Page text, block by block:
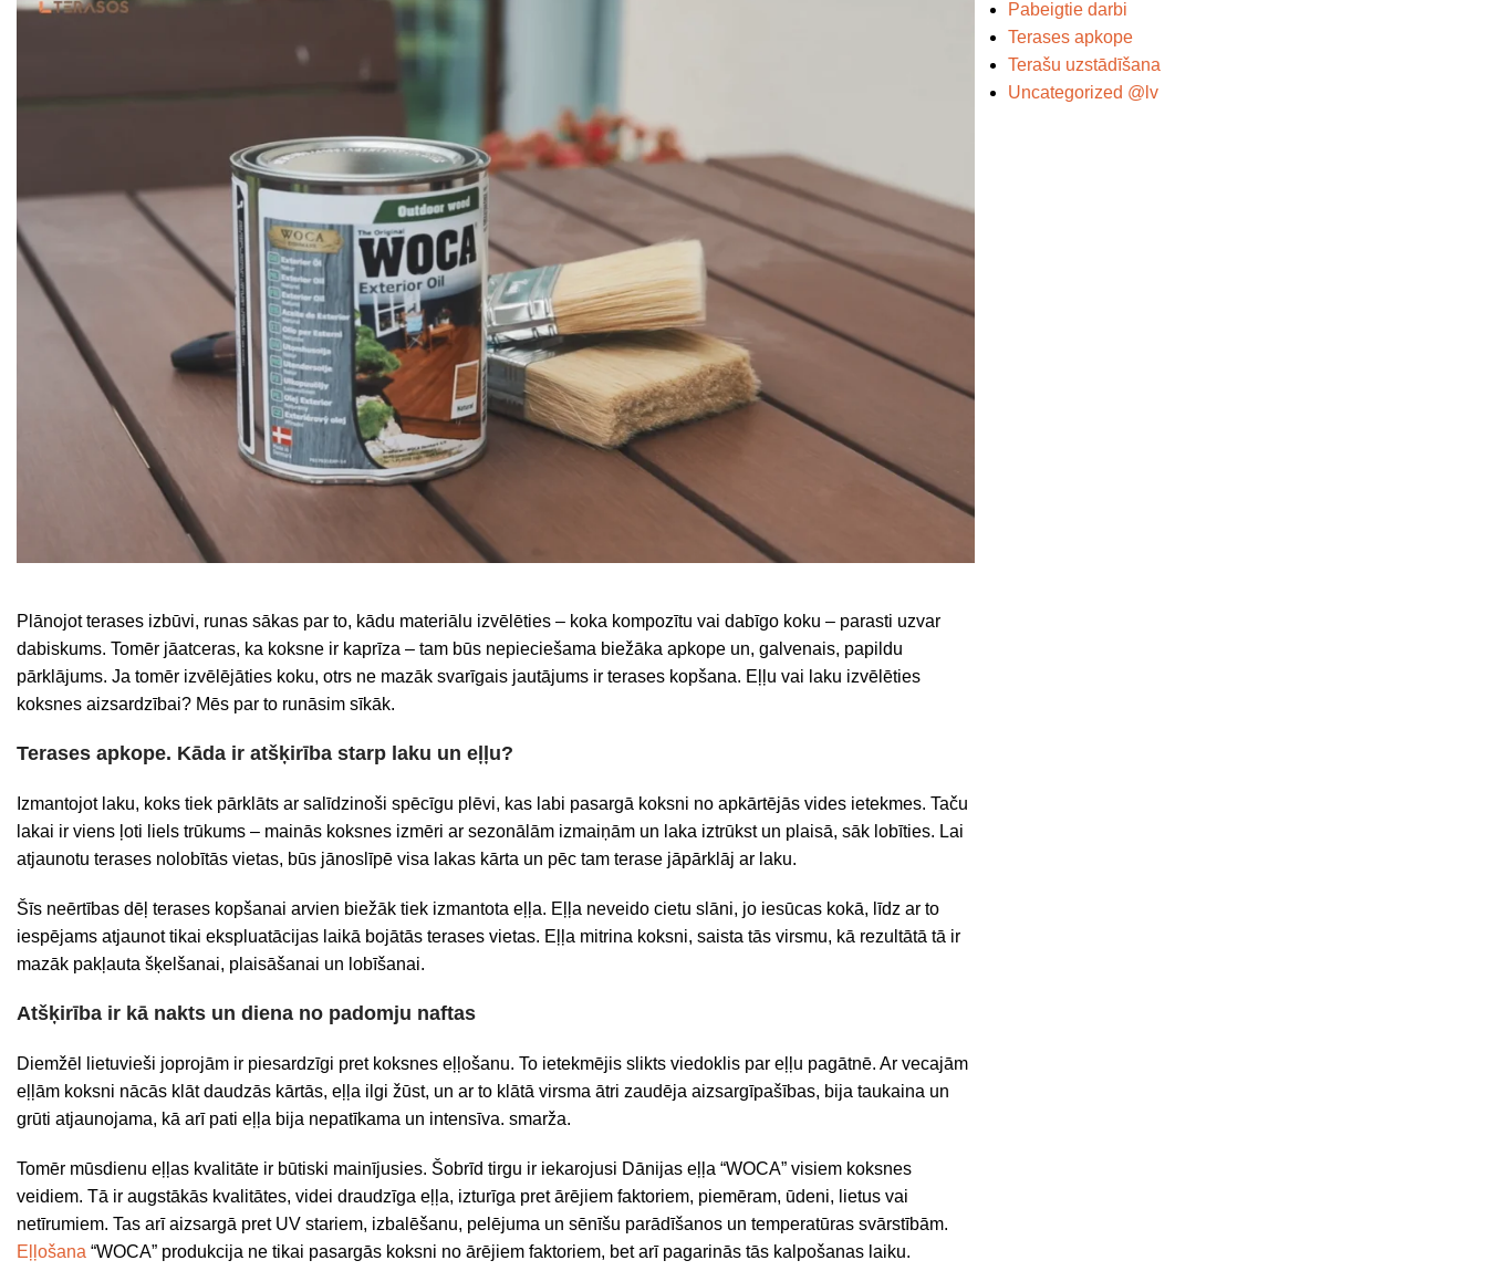
Plānojot terases izbūvi, runas sākas par to, kādu materiālu izvēlēties – koka kompozītu vai dabīgo koku – parasti uzvar
dabiskums. Tomēr jāatceras, ka koksne ir kaprīza – tam būs nepieciešama biežāka apkope un, galvenais, papildu
pārklājums. Ja tomēr izvēlējāties koku, otrs ne mazāk svarīgais jautājums ir terases kopšana. Eļļu vai laku izvēlēties
koksnes aizsardzībai? Mēs par to runāsim sīkāk.
Terases apkope. Kāda ir atšķirība starp laku un eļļu?
Izmantojot laku, koks tiek pārklāts ar salīdzinoši spēcīgu plēvi, kas labi pasargā koksni no apkārtējās vides ietekmes. Taču
lakai ir viens ļoti liels trūkums – mainās koksnes izmēri ar sezonālām izmaiņām un laka iztrūkst un plaisā, sāk lobīties. Lai
atjaunotu terases nolobītās vietas, būs jānoslīpē visa lakas kārta un pēc tam terase jāpārklāj ar laku.
Šīs neērtības dēļ terases kopšanai arvien biežāk tiek izmantota eļļa. Eļļa neveido cietu slāni, jo iesūcas kokā, līdz ar to
iespējams atjaunot tikai ekspluatācijas laikā bojātās terases vietas. Eļļa mitrina koksni, saista tās virsmu, kā rezultātā tā ir
mazāk pakļauta šķelšanai, plaisāšanai un lobīšanai.
Atšķirība ir kā nakts un diena no padomju naftas
Diemžēl lietuvieši joprojām ir piesardzīgi pret koksnes eļļošanu. To ietekmējis slikts viedoklis par eļļu pagātnē. Ar vecajām
eļļām koksni nācās klāt daudzās kārtās, eļļa ilgi žūst, un ar to klātā virsma ātri zaudēja aizsargīpašības, bija taukaina un
grūti atjaunojama, kā arī pati eļļa bija nepatīkama un intensīva. smarža.
Tomēr mūsdienu eļļas kvalitāte ir būtiski mainījusies. Šobrīd tirgu ir iekarojusi Dānijas eļļa “WOCA” visiem koksnes
veidiem. Tā ir augstākās kvalitātes, videi draudzīga eļļa, izturīga pret ārējiem faktoriem, piemēram, ūdeni, lietus vai
netīrumiem. Tas arī aizsargā pret UV stariem, izbalēšanu, pelējuma un sēnīšu parādīšanos un temperatūras svārstībām.
Eļļošana “WOCA” produkcija ne tikai pasargās koksni no ārējiem faktoriem, bet arī pagarinās tās kalpošanas laiku.
Pabeigtie darbi
Terases apkope
Terašu uzstādīšana
Uncategorized @lv